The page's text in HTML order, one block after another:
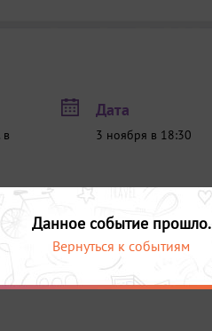
в
Дата
3 ноября в 18:30
Данное событие прошло.
Вернуться к событиям